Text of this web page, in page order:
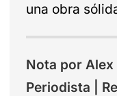
una obra
Nota por Alex
Periodista |